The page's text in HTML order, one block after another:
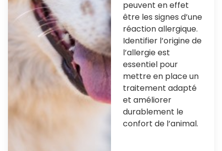
peuvent en effet
être les signes d’une
réaction allergique.
Identifier l’origine de
l’allergie est
essentiel pour
mettre en place un
traitement adapté
et améliorer
durablement le
confort de l’animal.